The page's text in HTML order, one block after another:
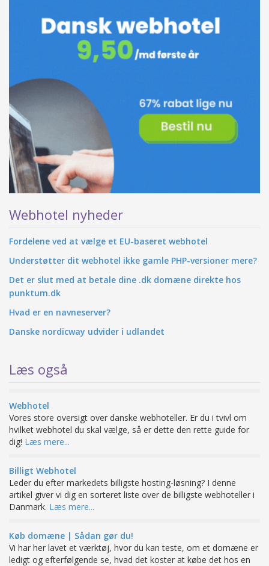
Webhotel nyheder
Fordelene ved at vælge et EU-baseret webhotel
Understøtter dit webhotel ikke gamle PHP-versioner mere?
Det er slut med at betale dine .dk domæne direkte hos
punktum.dk
Hvad er en navneserver?
Danske nordicway udvider i udlandet
Læs også
Webhotel
Vores store oversigt over danske webhoteller. Er du i tvivl om
hvilket webhotel du skal vælge, så er dette den rette guide for
dig! Læs mere...
Billigt Webhotel
Leder du efter markedets billigste hosting-løsning? I denne
artikel giver vi dig en sorteret liste over de billigste webhoteller i
Danmark. Læs mere...
Køb domæne | Sådan gør du!
Vi har her lavet et værktøj, hvor du kan teste, om et domæne er
ledigt og efterfølgende se, hvad det koster at købe det hos en